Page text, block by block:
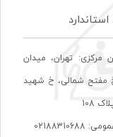
مرکزی: تهران، ميدان
مفتح شمالی، خ شهيد
108